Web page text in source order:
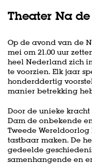
Theater Na
Op de avond van de
mei om 21.00 uur
heel Nederland zich
te voorzien. Elk jaar
honderddertig
manier betrekking
Door de unieke
Dam de onbekende
Tweede
tastbaar maken. De
gedeelde
samenhangende en